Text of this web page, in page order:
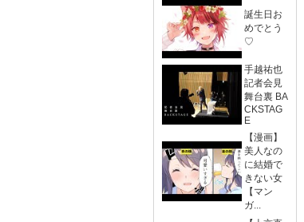
誕生日お
めでとう
♡
手越祐也
記者会見
舞台裏 BA
CKSTAG
E
【漫画】
美人なの
に結婚で
きない女
【マン
ガ...